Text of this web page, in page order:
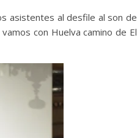
asistentes al desfile al son de
con Huelva camino de El